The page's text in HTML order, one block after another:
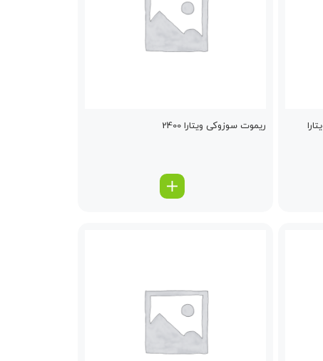
ریموت سوزوکی ویتارا 2400